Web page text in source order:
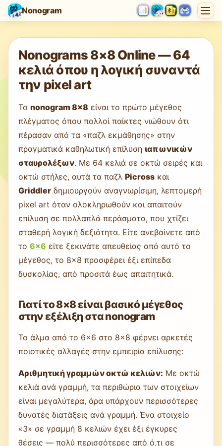
Nonogram
Φόρτωση παιχνιδιού…
Nonograms 8×8 Online — 64
κελιά όπου η λογική συναντά
την pixel art
Το nonogram 8×8 είναι το πρώτο μέγεθος
πλέγματος όπου πολλοί παίκτες νιώθουν ότι
πέρασαν από τα «παζλ εκμάθησης» στην
πραγματικά καθηλωτική επίλυση ιαπωνικών
σταυρολέξων. Με 64 κελιά σε οκτώ σειρές και
οκτώ στήλες, αυτά τα παζλ Picross και
Griddler δημιουργούν αναγνωρίσιμη, λεπτομερή
pixel art όταν ολοκληρωθούν και απαιτούν
επίλυση σε πολλαπλά περάσματα, που χτίζει
σταθερή λογική δεξιότητα. Είτε ανεβαίνετε από
το 6×6 είτε ξεκινάτε απευθείας από αυτό το
μέγεθος, το 8×8 προσφέρει έξι επίπεδα
δυσκολίας, από προσιτά έως απαιτητικά.
Γιατί το 8×8 είναι βασικό μέγεθος
στην εξέλιξη στα nonogram
Το άλμα από το 6×6 στο 8×8 φέρνει αρκετές
ποιοτικές αλλαγές στην εμπειρία επίλυσης:
Αριθμητική γραμμών οκτώ κελιών: Με οκτώ
κελιά ανά γραμμή, τα περιθώρια των στοιχείων
είναι μεγαλύτερα, άρα υπάρχουν περισσότερες
δυνατές διατάξεις ανά γραμμή. Ένα στοιχείο
«3» σε γραμμή 8 κελιών έχει έξι έγκυρες
θέσεις — πολύ περισσότερες από ό,τι σε